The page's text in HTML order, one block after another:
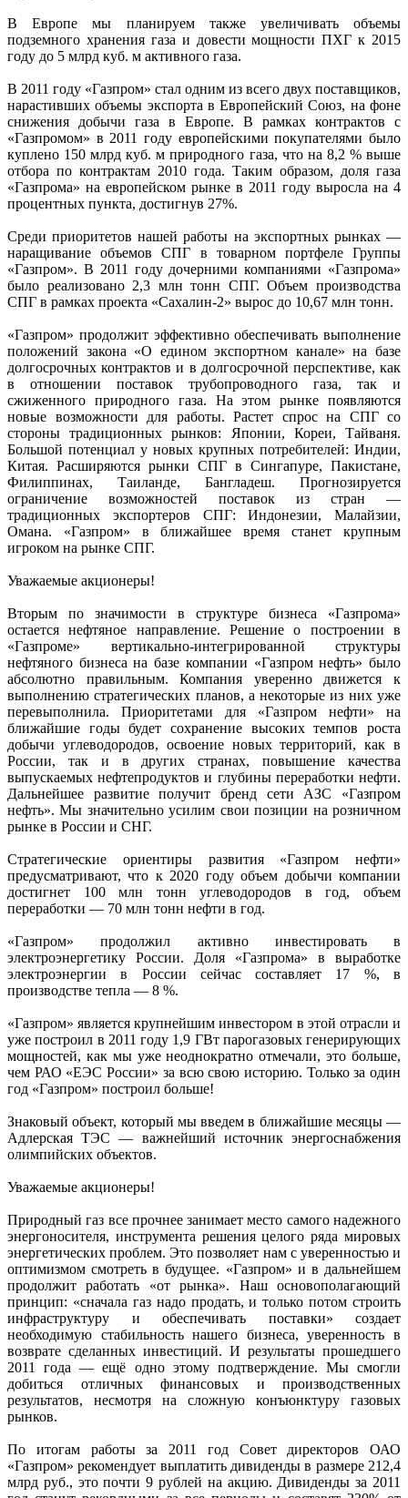
В Европе мы планируем также увеличивать объемы
подземного хранения газа и довести мощности ПХГ к 2015
году до 5 млрд куб. м активного газа.
В 2011 году «Газпром» стал одним из всего двух поставщиков,
нарастивших объемы экспорта в Европейский Союз, на фоне
снижения добычи газа в Европе. В рамках контрактов с
«Газпромом» в 2011 году европейскими покупателями было
куплено 150 млрд куб. м природного газа, что на 8,2 % выше
отбора по контрактам 2010 года. Таким образом, доля газа
«Газпрома» на европейском рынке в 2011 году выросла на 4
процентных пункта, достигнув 27%.
Среди приоритетов нашей работы на экспортных рынках —
наращивание объемов СПГ в товарном портфеле Группы
«Газпром». В 2011 году дочерними компаниями «Газпрома»
было реализовано 2,3 млн тонн СПГ. Объем производства
СПГ в рамках проекта «Сахалин-2» вырос до 10,67 млн тонн.
«Газпром» продолжит эффективно обеспечивать выполнение
положений закона «О едином экспортном канале» на базе
долгосрочных контрактов и в долгосрочной перспективе, как
в отношении поставок трубопроводного газа, так и
сжиженного природного газа. На этом рынке появляются
новые возможности для работы. Растет спрос на СПГ со
стороны традиционных рынков: Японии, Кореи, Тайваня.
Большой потенциал у новых крупных потребителей: Индии,
Китая. Расширяются рынки СПГ в Сингапуре, Пакистане,
Филиппинах, Таиланде, Бангладеш. Прогнозируется
ограничение возможностей поставок из стран —
традиционных экспортеров СПГ: Индонезии, Малайзии,
Омана. «Газпром» в ближайшее время станет крупным
игроком на рынке СПГ.
Уважаемые акционеры!
Вторым по значимости в структуре бизнеса «Газпрома»
остается нефтяное направление. Решение о построении в
«Газпроме» вертикально-интегрированной структуры
нефтяного бизнеса на базе компании «Газпром нефть» было
абсолютно правильным. Компания уверенно движется к
выполнению стратегических планов, а некоторые из них уже
перевыполнила. Приоритетами для «Газпром нефти» на
ближайшие годы будет сохранение высоких темпов роста
добычи углеводородов, освоение новых территорий, как в
России, так и в других странах, повышение качества
выпускаемых нефтепродуктов и глубины переработки нефти.
Дальнейшее развитие получит бренд сети АЗС «Газпром
нефть». Мы значительно усилим свои позиции на розничном
рынке в России и СНГ.
Стратегические ориентиры развития «Газпром нефти»
предусматривают, что к 2020 году объем добычи компании
достигнет 100 млн тонн углеводородов в год, объем
переработки — 70 млн тонн нефти в год.
«Газпром» продолжил активно инвестировать в
электроэнергетику России. Доля «Газпрома» в выработке
электроэнергии в России сейчас составляет 17 %, в
производстве тепла — 8 %.
«Газпром» является крупнейшим инвестором в этой отрасли и
уже построил в 2011 году 1,9 ГВт парогазовых генерирующих
мощностей, как мы уже неоднократно отмечали, это больше,
чем РАО «ЕЭС России» за всю свою историю. Только за один
год «Газпром» построил больше!
Знаковый объект, который мы введем в ближайшие месяцы —
Адлерская ТЭС — важнейший источник энергоснабжения
олимпийских объектов.
Уважаемые акционеры!
Природный газ все прочнее занимает место самого надежного
энергоносителя, инструмента решения целого ряда мировых
энергетических проблем. Это позволяет нам с уверенностью и
оптимизмом смотреть в будущее. «Газпром» и в дальнейшем
продолжит работать «от рынка». Наш основополагающий
принцип: «сначала газ надо продать, и только потом строить
инфраструктуру и обеспечивать поставки» создает
необходимую стабильность нашего бизнеса, уверенность в
возврате сделанных инвестиций. И результаты прошедшего
2011 года — ещё одно этому подтверждение. Мы смогли
добиться отличных финансовых и производственных
результатов, несмотря на сложную конъюнктуру газовых
рынков.
По итогам работы за 2011 год Совет директоров ОАО
«Газпром» рекомендует выплатить дивиденды в размере 212,4
млрд руб., это почти 9 рублей на акцию. Дивиденды за 2011